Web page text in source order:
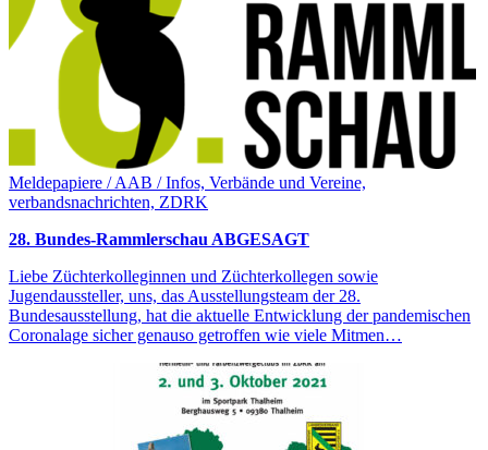
Meldepapiere / AAB / Infos, Verbände und Vereine,
verbandsnachrichten, ZDRK
28. Bundes-Rammlerschau ABGESAGT
Liebe Züchterkolleginnen und Züchterkollegen sowie
Jugendaussteller, uns, das Ausstellungsteam der 28.
Bundesausstellung, hat die aktuelle Entwicklung der pandemischen
Coronalage sicher genauso getroffen wie viele Mitmen…